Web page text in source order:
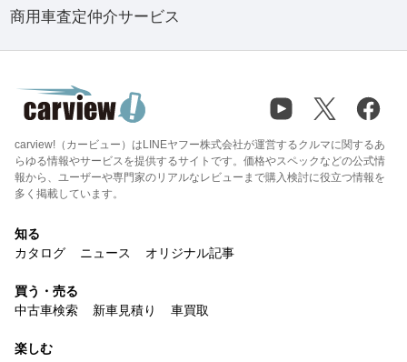
商用車査定仲介サービス
carview!（カービュー）はLINEヤフー株式会社が運営するクルマに関するあ
らゆる情報やサービスを提供するサイトです。価格やスペックなどの公式情
報から、ユーザーや専門家のリアルなレビューまで購入検討に役立つ情報を
多く掲載しています。
知る
カタログ
ニュース オリジナル記事
買う・売る
中古車検索
新車見積り 車買取
楽しむ